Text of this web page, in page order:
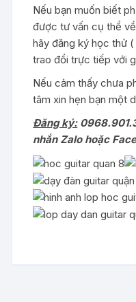
Nếu bạn muốn biết
được tư vấn cụ thể
hãy đăng ký học thử
trao đổi trực tiếp với
Nếu cảm thấy chưa
tâm xin hẹn bạn một
Đăng ký:
nhắn Zalo hoặc